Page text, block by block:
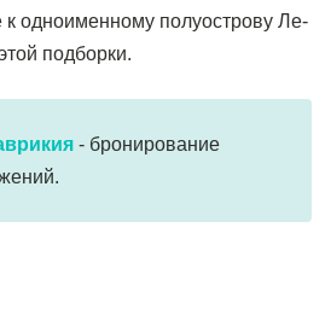
к одноименному полуострову Ле-
подборки.
- бронирование